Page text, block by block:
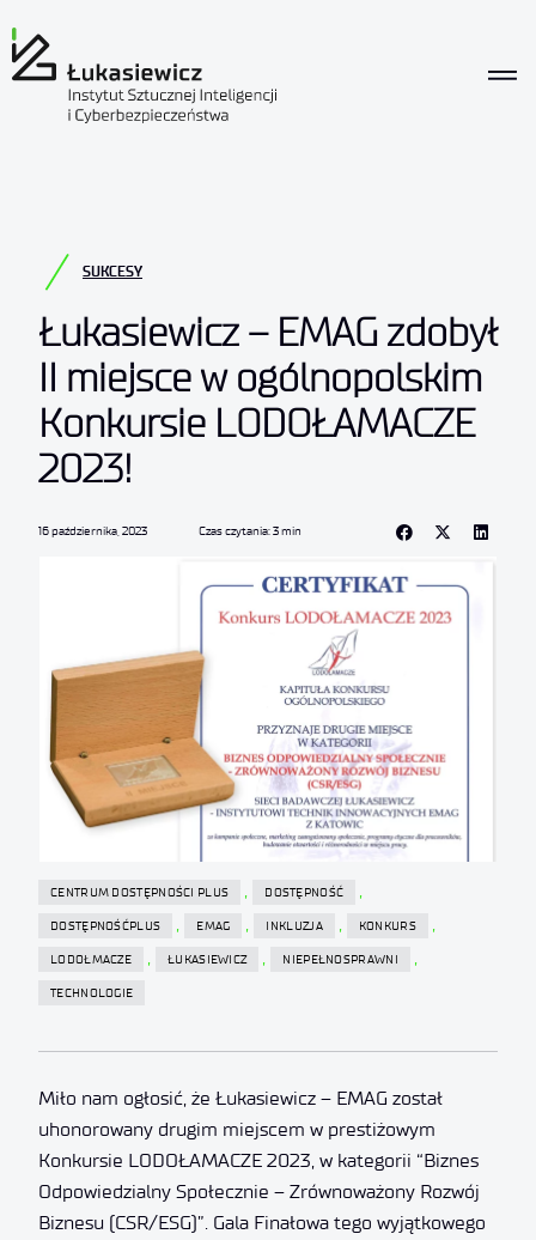
SUKCESY
Łukasiewicz – EMAG zdobył
II miejsce w ogólnopolskim
Konkursie LODOŁAMACZE
2023!
16 października, 2023 Czas czytania: 3 min
CENTRUM DOSTĘPNOŚCI PLUS , DOSTĘPNOŚĆ ,
DOSTĘPNOŚĆPLUS , EMAG , INKLUZJA , KONKURS ,
LODOŁMACZE , ŁUKASIEWICZ , NIEPEŁNOSPRAWNI ,
TECHNOLOGIE
Miło nam ogłosić, że Łukasiewicz – EMAG został
uhonorowany drugim miejscem w prestiżowym
Konkursie LODOŁAMACZE 2023, w kategorii “Biznes
Odpowiedzialny Społecznie – Zrównoważony Rozwój
Biznesu (CSR/ESG)”. Gala Finałowa tego wyjątkowego